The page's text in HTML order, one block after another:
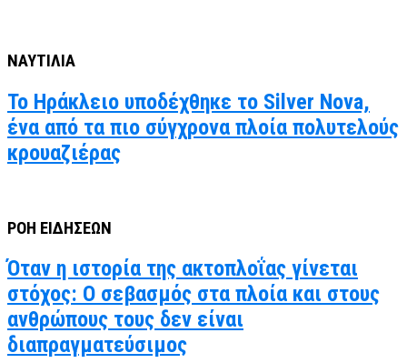
ΝΑΥΤΙΛΙΑ
Το Ηράκλειο υποδέχθηκε το Silver Nova,
ένα από τα πιο σύγχρονα πλοία πολυτελούς
κρουαζιέρας
ΡΟΗ ΕΙΔΗΣΕΩΝ
Όταν η ιστορία της ακτοπλοΐας γίνεται
στόχος: Ο σεβασμός στα πλοία και στους
ανθρώπους τους δεν είναι
διαπραγματεύσιμος